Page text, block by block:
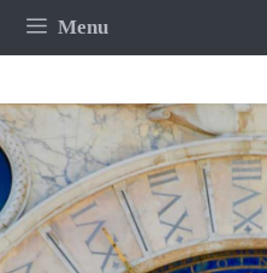
Sari
Menu